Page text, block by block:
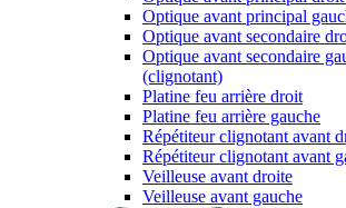
Optique avant principal
Optique avant secondaire
Optique avant secondaire
(clignotant)
Platine feu arrière droit
Platine feu arrière gauche
Répétiteur clignotant avant
Répétiteur clignotant avant
Veilleuse avant droite
Veilleuse avant gauche